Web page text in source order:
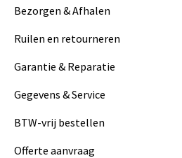
Bezorgen & Afhalen
Ruilen en retourneren
Garantie & Reparatie
Gegevens & Service
BTW-vrij bestellen
Offerte aanvraag